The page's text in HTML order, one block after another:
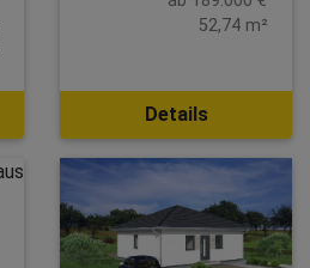
52,74 m²
Details